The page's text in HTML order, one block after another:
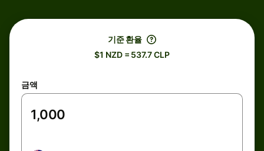
기준 환율
$1 NZD = 537.7 CLP
금액